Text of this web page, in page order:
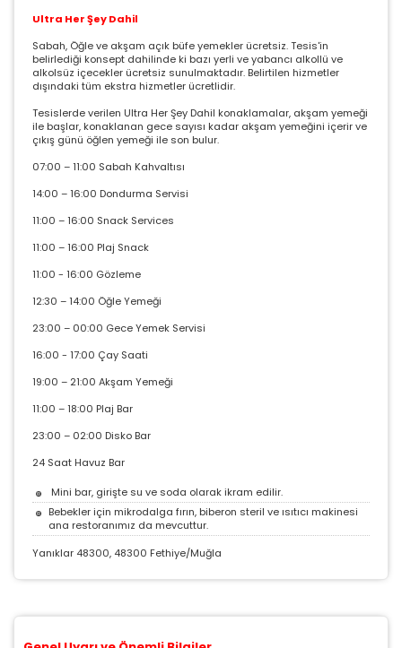
ÇEREZ KULLANIM AYARLARINIZ
Çerez tercihlerinizibelirleyin
Daha fazla bilgi içinKVKK bilgilendirmemizi, çerez
kullanımvegizlilik koşullarınıinceleyebilirsiniz.
Oturum yönetimi, güvenlik ve temel site işlevleri için
Ultra Her Şey Dahil
Sabah, Öğle ve akşam açık büfe yemekler ücretsiz. Tesis'in
belirlediği konsept dahilinde ki bazı yerli ve yabancı alkollü ve
alkolsüz içecekler ücretsiz sunulmaktadır. Belirtilen hizmetler
dışındaki tüm ekstra hizmetler ücretlidir.
Tesislerde verilen Ultra Her Şey Dahil konaklamalar, akşam yemeği
ile başlar, konaklanan gece sayısı kadar akşam yemeğini içerir ve
çıkış günü öğlen yemeği ile son bulur.
07:00 – 11:00 Sabah Kahvaltısı
14:00 – 16:00 Dondurma Servisi
11:00 – 16:00 Snack Services
11:00 – 16:00 Plaj Snack
11:00 - 16:00 Gözleme
12:30 – 14:00 Öğle Yemeği
23:00 – 00:00 Gece Yemek Servisi
16:00 - 17:00 Çay Saati
19:00 – 21:00 Akşam Yemeği
11:00 – 18:00 Plaj Bar
23:00 – 02:00 Disko Bar
24 Saat Havuz Bar
Mini bar, girişte su ve soda olarak ikram edilir.
Bebekler için mikrodalga fırın, biberon steril ve ısıtıcı makinesi
ana restoranımız da mevcuttur.
Yanıklar 48300, 48300 Fethiye/Muğla